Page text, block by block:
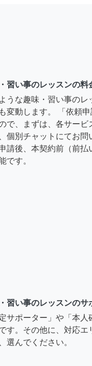
習い事のレッスンの料
うな趣味・習い事の
変動します。 「依頼
で、まずは、各サー
個別チャットにてお
請後、本契約前（前
です。
習い事のレッスンのサ
定サポーター」や「本
す。その他に、対応
選んでください。